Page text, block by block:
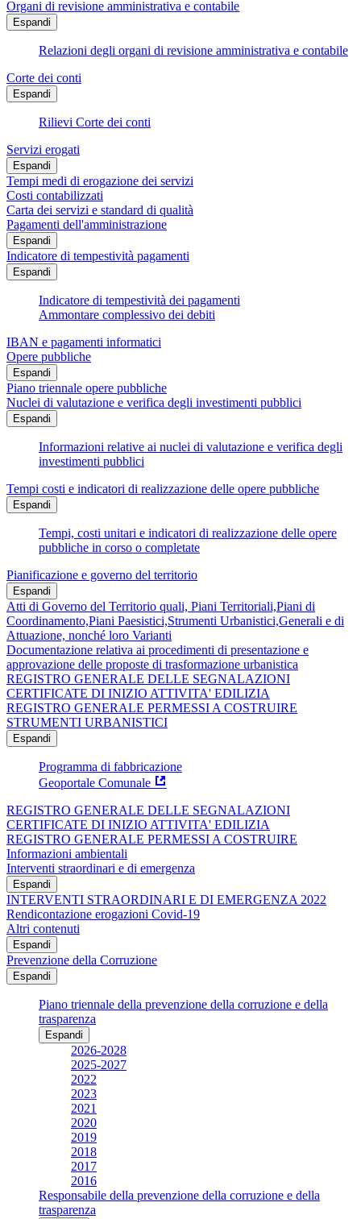
Organi di revisione amministrativa e contabile
Espandi
Relazioni degli organi di revisione amministrativa e contabile
Corte dei conti
Espandi
Rilievi Corte dei conti
Servizi erogati
Espandi
Tempi medi di erogazione dei servizi
Costi contabilizzati
Carta dei servizi e standard di qualità
Pagamenti dell'amministrazione
Espandi
Indicatore di tempestività pagamenti
Espandi
Indicatore di tempestività dei pagamenti
Ammontare complessivo dei debiti
IBAN e pagamenti informatici
Opere pubbliche
Espandi
Piano triennale opere pubbliche
Nuclei di valutazione e verifica degli investimenti pubblici
Espandi
Informazioni relative ai nuclei di valutazione e verifica degli
investimenti pubblici
Tempi costi e indicatori di realizzazione delle opere pubbliche
Espandi
Tempi, costi unitari e indicatori di realizzazione delle opere
pubbliche in corso o completate
Pianificazione e governo del territorio
Espandi
Atti di Governo del Territorio quali, Piani Territoriali,Piani di
Coordinamento,Piani Paesistici,Strumenti Urbanistici,Generali e di
Attuazione, nonché loro Varianti
Documentazione relativa ai procedimenti di presentazione e
approvazione delle proposte di trasformazione urbanistica
REGISTRO GENERALE DELLE SEGNALAZIONI
CERTIFICATE DI INIZIO ATTIVITA' EDILIZIA
REGISTRO GENERALE PERMESSI A COSTRUIRE
STRUMENTI URBANISTICI
Espandi
Programma di fabbricazione
Geoportale Comunale
REGISTRO GENERALE DELLE SEGNALAZIONI
CERTIFICATE DI INIZIO ATTIVITA' EDILIZIA
REGISTRO GENERALE PERMESSI A COSTRUIRE
Informazioni ambientali
Interventi straordinari e di emergenza
Espandi
INTERVENTI STRAORDINARI E DI EMERGENZA 2022
Rendicontazione erogazioni Covid-19
Altri contenuti
Espandi
Prevenzione della Corruzione
Espandi
Piano triennale della prevenzione della corruzione e della
trasparenza
Espandi
2026-2028
2025-2027
2022
2023
2021
2020
2019
2018
2017
2016
Responsabile della prevenzione della corruzione e della
trasparenza